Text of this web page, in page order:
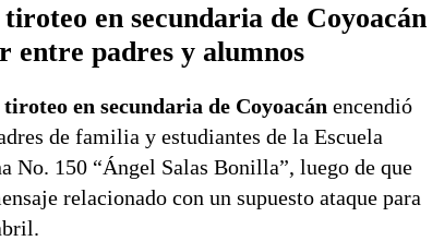
en secundaria de Coyoacán
entre padres y alumnos
tiroteo en secundaria de Coyoacán encendió
de familia y estudiantes de la Escuela
No. 150 “Ángel Salas Bonilla”, luego de que
relacionado con un supuesto ataque para